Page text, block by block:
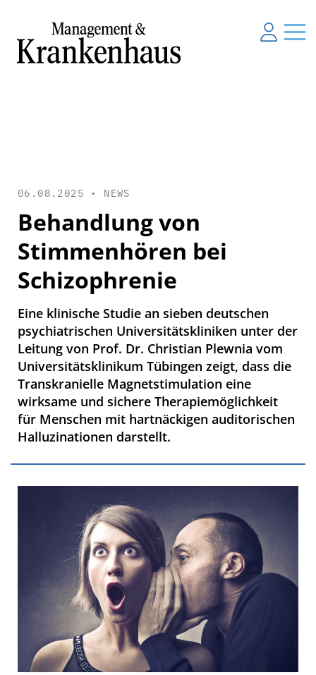
06.08.2025 • NEWS
Behandlung von
Stimmenhören bei
Schizophrenie
Eine klinische Studie an sieben deutschen
psychiatrischen Universitätskliniken unter der
Leitung von Prof. Dr. Christian Plewnia vom
Universitätsklinikum Tübingen zeigt, dass die
Transkranielle Magnetstimulation eine
wirksame und sichere Therapiemöglichkeit
für Menschen mit hartnäckigen auditorischen
Halluzinationen darstellt.